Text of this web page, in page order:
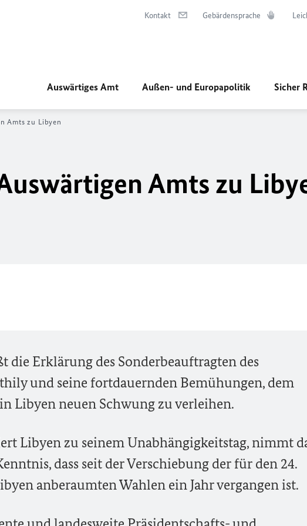
Kontakt Gebärdensprache
Auswärtiges Amt Außen- und Europapolitik Sicher
Amts zu Libyen
Amts zu
die Erklärung des Sonderbeauftragten des
und seine fortdauernden Bemühungen, dem
Libyen neuen Schwung zu verleihen.
Libyen zu seinem Unabhängigkeitstag, nimmt
dass seit der Verschiebung der für den 24.
anberaumten Wahlen ein Jahr vergangen ist.